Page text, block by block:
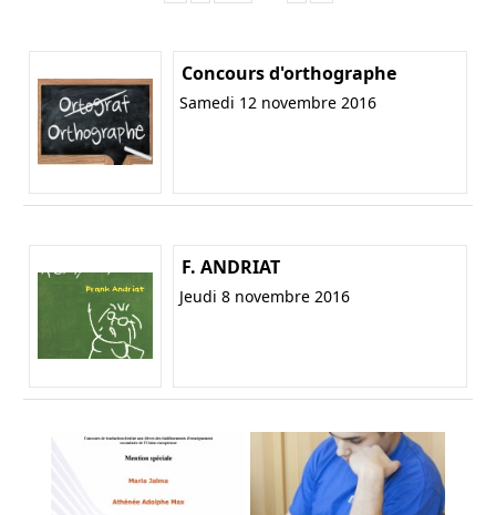
Concours d'orthographe
Samedi 12 novembre 2016
F. ANDRIAT
Jeudi 8 novembre 2016